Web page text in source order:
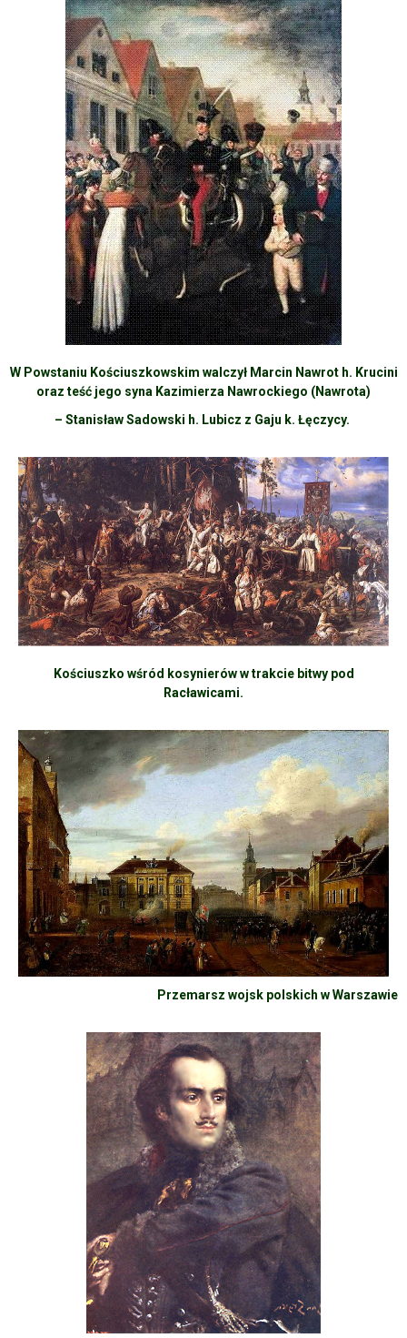
W Powstaniu Kościuszkowskim walczył Marcin Nawrot h. Krucini
oraz teść jego syna Kazimierza Nawrockiego (Nawrota)
– Stanisław Sadowski h. Lubicz z Gaju k. Łęczycy.
Kościuszko wśród kosynierów w trakcie bitwy pod
Racławicami.
Przemarsz wojsk polskich w Warszawie